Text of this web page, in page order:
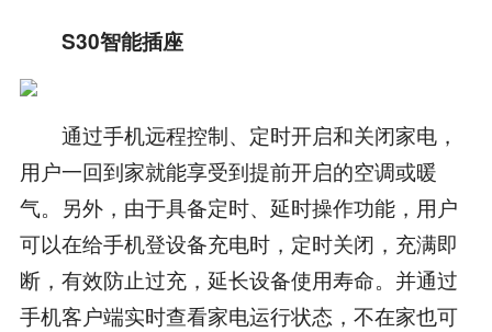
S30智能插座
通过手机远程控制、定时开启和关闭家电，
用户一回到家就能享受到提前开启的空调或暖
气。另外，由于具备定时、延时操作功能，用户
可以在给手机登设备充电时，定时关闭，充满即
断，有效防止过充，延长设备使用寿命。并通过
手机客户端实时查看家电运行状态，不在家也可